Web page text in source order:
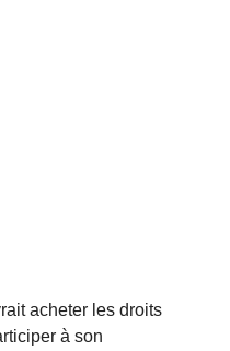
acheter les droits
à son